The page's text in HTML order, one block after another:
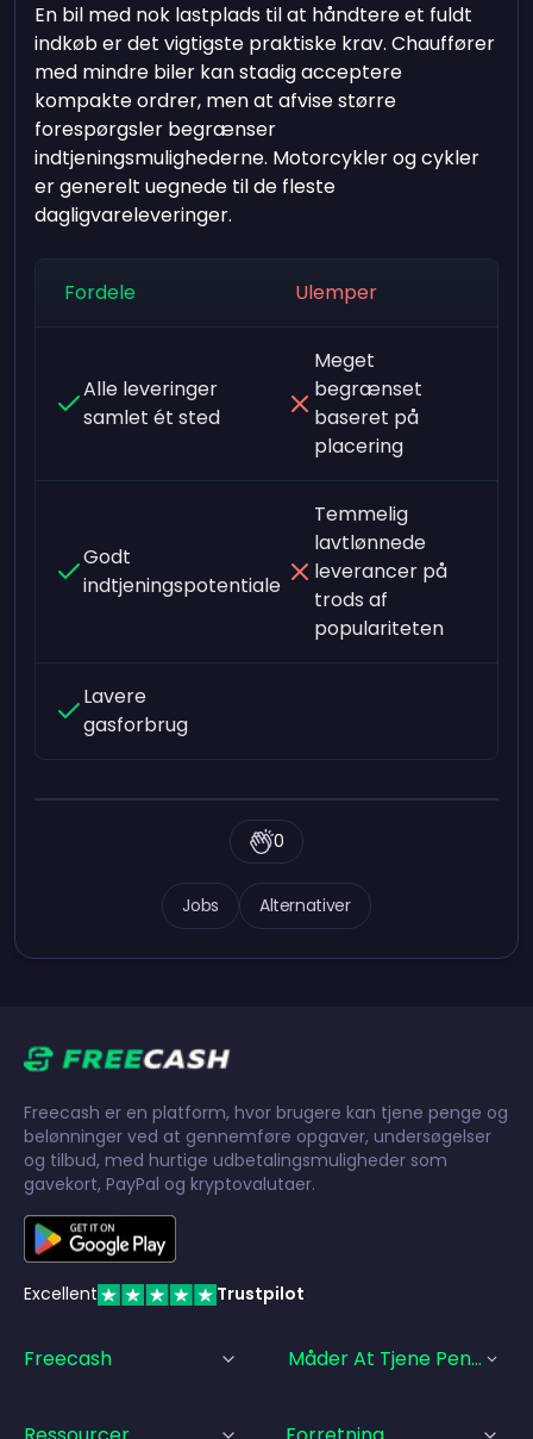
En bil med nok lastplads til at håndtere et fuldt
indkøb er det vigtigste praktiske krav. Chauffører
med mindre biler kan stadig acceptere
kompakte ordrer, men at afvise større
forespørgsler begrænser
indtjeningsmulighederne. Motorcykler og cykler
er generelt uegnede til de fleste
dagligvareleveringer.
Fordele Ulemper
Alle leveringer
samlet ét sted
Meget
begrænset
baseret på
placering
Godt
indtjeningspotentiale
Temmelig
lavtlønnede
leverancer på
trods af
populariteten
Lavere
gasforbrug
Jobs Alternativer
0
Freecash er en platform, hvor brugere kan tjene penge og
belønninger ved at gennemføre opgaver, undersøgelser
og tilbud, med hurtige udbetalingsmuligheder som
gavekort, PayPal og kryptovalutaer.
Excellent Trustpilot
Freecash Måder At Tjene Penge På